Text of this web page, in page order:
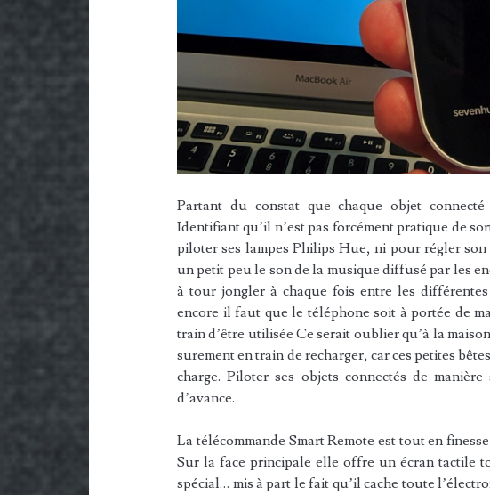
Partant du constat que chaque objet
Identifiant qu’il n’est pas forcément pratique de
piloter ses lampes Philips Hue, ni pour régler
un petit peu le son de la musique diffusé par les
à tour jongler à chaque fois entre les
encore il faut que le téléphone soit à portée de
train d’être utilisée Ce serait oublier qu’à la
surement en train de recharger, car ces petites
charge. Piloter ses objets connectés de
d’avance.
La télécommande Smart Remote est tout en
Sur la face principale elle offre un écran tactile
spécial… mis à part le fait qu’il cache toute